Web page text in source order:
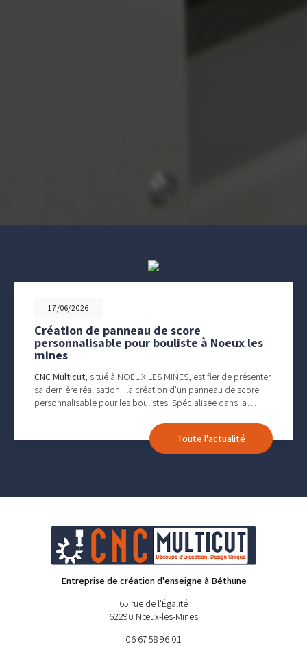
17/06/2026
Création de panneau de score
personnalisable pour bouliste à Noeux les
mines
CNC Multicut, situé à NOEUX LES MINES, est fier de présenter
sa dernière réalisation : la création d'un panneau de score
personnalisable pour les boulistes. Spécialisée dans la…
Toute l'actualité
Entreprise de création d'enseigne à Béthune
65 rue de l'Égalité
62290 Nœux-les-Mines
06 67 58 96 01